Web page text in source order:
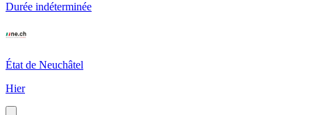
Durée indéterminée
État de Neuchâtel
Hier